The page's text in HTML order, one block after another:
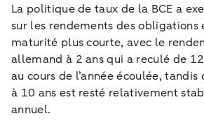
La politique de taux de la BCE a
sur les rendements des obligations
maturité plus courte, avec le
allemand à 2 ans qui a reculé de
au cours de l’année écoulée,
à 10 ans est resté relativement
annuel.